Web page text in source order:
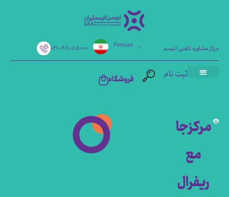
۰۲۱-۴۸۰۸۵۰۰۰ Persian مرکز مشاوره تلفنی اتیسم
ثبت نام فروشگاه
مرکزجا
مع
ریفرال